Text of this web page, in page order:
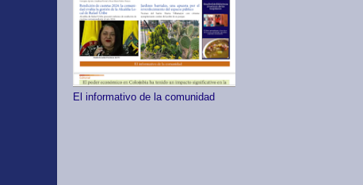
El informativo de la comunidad